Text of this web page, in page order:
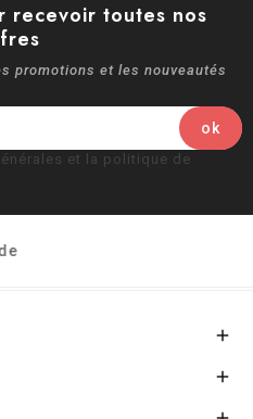
recevoir toutes nos
promotions et les nouveautés
et la politique de

